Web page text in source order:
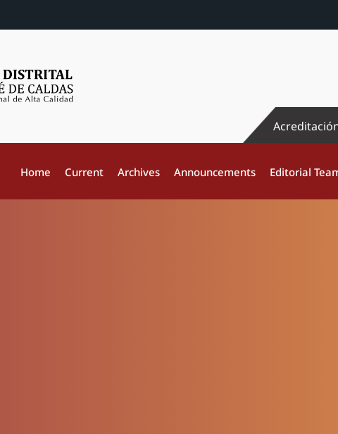
Home Current Archives Announcements Editorial